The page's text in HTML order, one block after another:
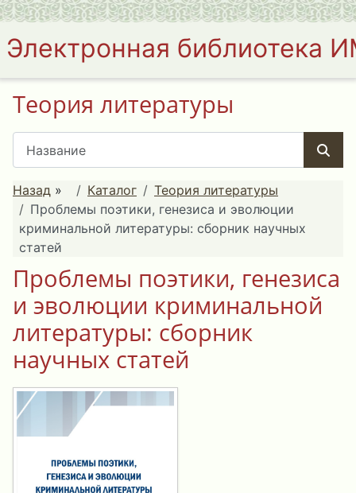
Электронная библиотека
Теория литературы
Назад » Каталог
Теория литературы
Проблемы поэтики, генезиса и эволюции
криминальной литературы: сборник научных
статей
Проблемы поэтики, генезиса
и эволюции криминальной
литературы: сборник
научных статей